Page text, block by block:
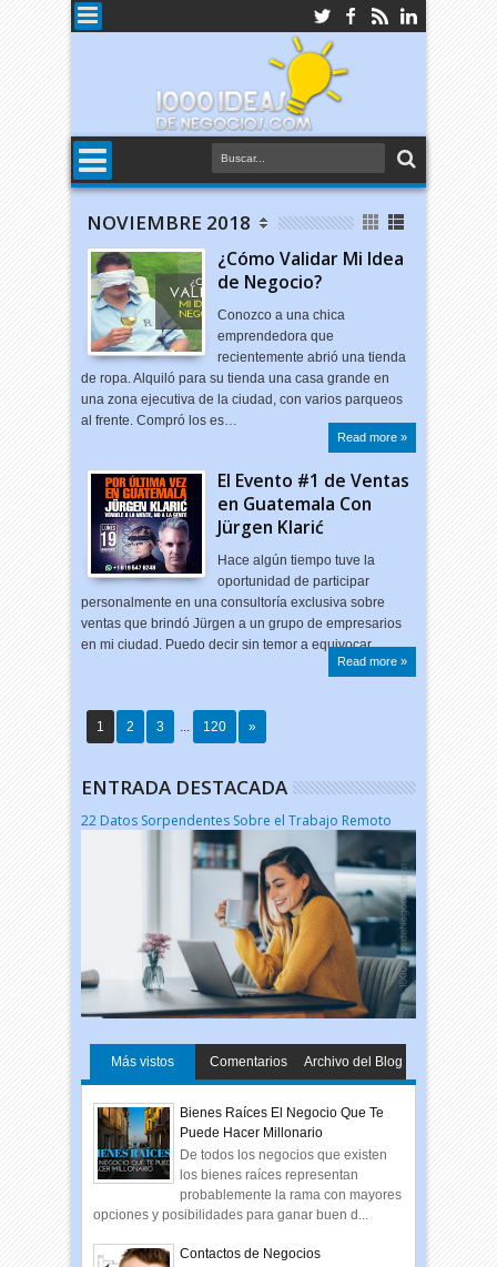
NOVIEMBRE 2018
¿Cómo Validar Mi Idea
de Negocio?
Conozco a una chica
emprendedora que
recientemente abrió una tienda
de ropa. Alquiló para su tienda una casa grande en
una zona ejecutiva de la ciudad, con varios parqueos
al frente. Compró los es…
Read more »
El Evento #1 de Ventas
en Guatemala Con
Jürgen Klarić
Hace algún tiempo tuve la
oportunidad de participar
personalmente en una consultoría exclusiva sobre
ventas que brindó Jürgen a un grupo de empresarios
en mi ciudad. Puedo decir sin temor a equivocar…
Read more »
1 2 3 ... 120 »
ENTRADA DESTACADA
22 Datos Sorpendentes Sobre el Trabajo Remoto
Más vistos Comentarios Archivo del Blog
Bienes Raíces El Negocio Que Te
Puede Hacer Millonario
De todos los negocios que existen
los bienes raíces representan
probablemente la rama con mayores
opciones y posibilidades para ganar buen d...
Contactos de Negocios